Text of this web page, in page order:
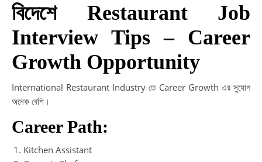
বিদেশে Restaurant Job
Interview Tips – Career
Growth Opportunity
International Restaurant Industry তে Career Growth এর সুযোগ
অনেক বেশি।
Career Path:
Kitchen Assistant